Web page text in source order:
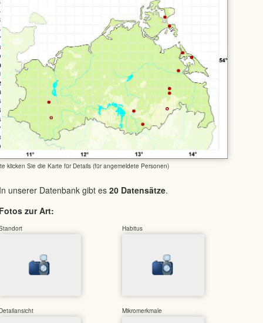
klicken Sie die Karte für Details (für angemeldete Personen)
unserer Datenbank gibt es 20 Datensätze.
zur Art:
Habitus
Mikromerkmale